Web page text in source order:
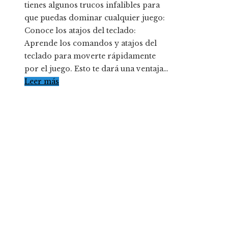
tienes algunos trucos infalibles para
que puedas dominar cualquier juego:
Conoce los atajos del teclado:
Aprende los comandos y atajos del
teclado para moverte rápidamente
por el juego. Esto te dará una ventaja…
Leer más